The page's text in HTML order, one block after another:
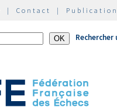
| Contact |
Rechercher